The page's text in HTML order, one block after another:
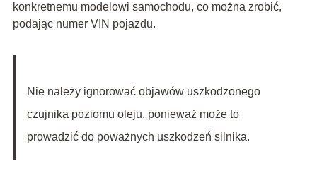
konkretnemu modelowi samochodu, co można zrobić,
podając numer VIN pojazdu.
Nie należy ignorować objawów uszkodzonego
czujnika poziomu oleju, ponieważ może to
prowadzić do poważnych uszkodzeń silnika.